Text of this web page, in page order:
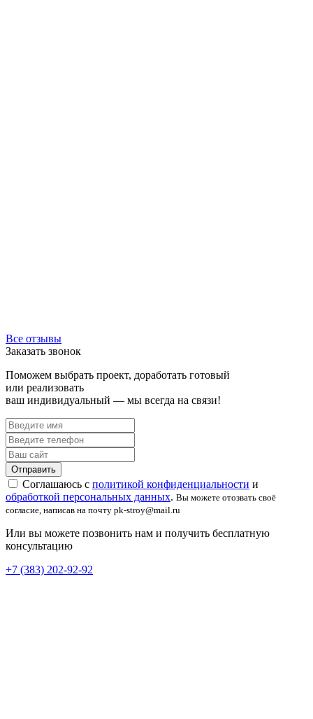
Все отзывы
Заказать звонок
Поможем выбрать проект, доработать готовый
или реализовать
ваш индивидуальный — мы всегда на связи!
Соглашаюсь с политикой конфиденциальности и
обработкой персональных данных. Вы можете отозвать своё
согласие, написав на почту pk-stroy@mail.ru
Или вы можете позвонить нам и получить бесплатную
консультацию
+7 (383) 202-92-92